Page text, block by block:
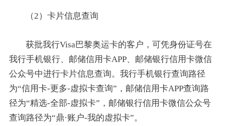
（2）卡片信息查询
获批我行Visa巴黎奥运卡的客户，可凭身份证号在
我行手机银行、邮储信用卡APP、邮储银行信用卡微信
公众号中进行卡片信息查询。我行手机银行查询路径
为“信用卡-更多-虚拟卡查询”，邮储信用卡APP查询路
径为“精选-全部-虚拟卡”，邮储银行信用卡微信公众号
查询路径为“鼎·账户-我的虚拟卡”。